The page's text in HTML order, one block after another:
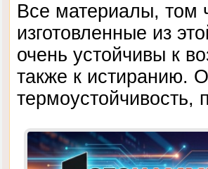
Все материалы, том
изготовленные из
очень устойчивы к
также к истиранию.
термоустойчивость,